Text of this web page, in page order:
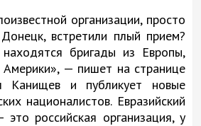
организации, просто
встретили плый прием?
бригады из Европы,
— пишет на странице
Канищев и публикует новые
националистов. Евразийский
российская организация, у